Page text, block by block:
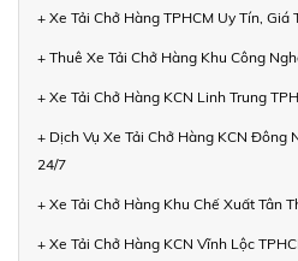
+ Xe Tải Chở Hàng TPHCM Uy Tín, Giá
+ Thuê Xe Tải Chở Hàng Khu Công
+ Xe Tải Chở Hàng KCN Linh Trung
+ Dịch Vụ Xe Tải Chở Hàng KCN Đông
24/7
+ Xe Tải Chở Hàng Khu Chế Xuất Tân
+ Xe Tải Chở Hàng KCN Vĩnh Lộc